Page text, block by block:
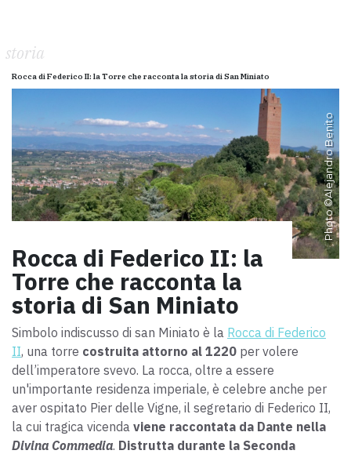
storia
Rocca di Federico II: la Torre che racconta la storia di San Miniato
Photo ©
Alejandro Benito
Rocca di Federico II: la
Torre che racconta la
storia di San Miniato
Simbolo indiscusso di san Miniato è la Rocca di Federico
II, una torre costruita attorno al 1220 per volere
dell’imperatore svevo. La rocca, oltre a essere
un'importante residenza imperiale, è celebre anche per
aver ospitato Pier delle Vigne, il segretario di Federico II,
la cui tragica vicenda viene raccontata da Dante nella
Divina Commedia. Distrutta durante la Seconda